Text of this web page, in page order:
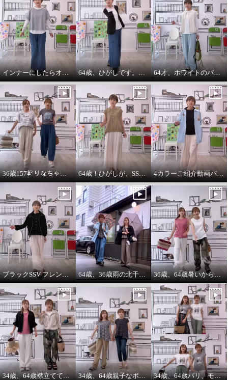
インナーにしたらオールシーズンいけます。インナーパーカー❤️ 64歳、ひがしです。わたしの時代は、やっぱりジャケットにパーカーを出す‼️ 64才、ホワイトのパーカーインナーはスタイリングに万能です。
36歳157㌢りなちゃんは60㌢丈、64歳163㌢のひがしは65㌢丈を履く 64歳！ひがしが、SSVのベスト最高！推し‼️コーデ 4カラーご紹介動画パーカー付きのインナーは、凄い使えます。
ブラックSSV フレンチシャツにブラックブルゾン so cool! 64歳、36歳雨の北千住迷路散歩 36歳、64歳暑いから ノースリーブ必須‼️暑いから腕は出す‼️
34歳、64歳襟立ててブルゾンを着る えっ？襟立てない？ 34歳、64歳親子なボーダーコーデstyle^_^ 34歳、64歳パリ、モンマルトルの階段プリントカットソーを着る。